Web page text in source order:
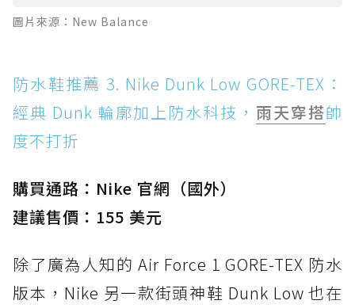
圖片來源：New Balance
防水鞋推薦 3. Nike Dunk Low GORE-TEX：
經典 Dunk 輪廓加上防水科技， 雨天穿搭帥
度不打折
購買通路：Nike 官網（國外）
建議售價：155 美元
除了廣為人知的 Air Force 1 GORE-TEX 防水
版本，Nike 另一款街頭神鞋 Dunk Low 也在